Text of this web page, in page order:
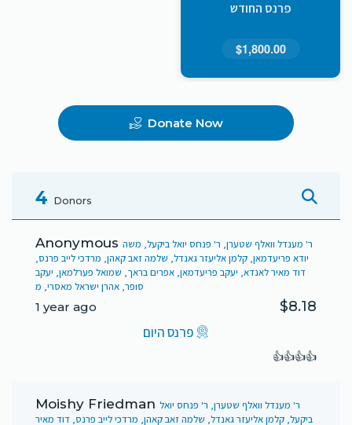
פרנס החודש
$1,800.00
Donate Now
4 Donors
Anonymous ר' מענדל וואלף שטערן, ר' פנחס יואל ביקעל, משה
יודא פריעדמאן, קלמן אליעזר גאנדל, שלמה זאב קאהן, מרדכי לייב פרנס,
דוד מאיר לאנדא, יעקב פריעדמאן, אפרים בראך, שמואל פערלמאן, יעקב
סופר, אהרן ישראל מאסרי, מ
1 year ago
$8.18
פרנס היום
👍👍👍👍
Moishy Friedman ר' מענדל וואלף שטערן, ר' פנחס יואל
ביקעל, קלמן אליעזר גאנדל, שלמה זאב קאהן, מרדכי לייב פרנס, דוד מאיר